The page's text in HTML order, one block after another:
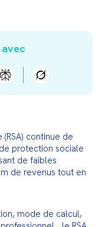
continue de
protection sociale
de faibles
de revenus tout en
mode de calcul,